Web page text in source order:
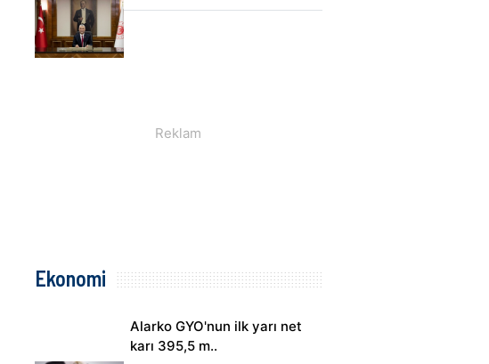
Ekonomi
Alarko GYO'nun ilk yarı net
karı 395,5 m..